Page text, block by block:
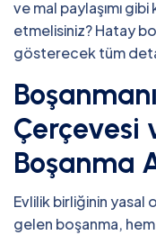
ve mal paylaşımı
etmelisiniz? Hatay
gösterecek tüm
Çerçevesi
Boşanma
Evlilik birliğinin yasal
gelen boşanma,